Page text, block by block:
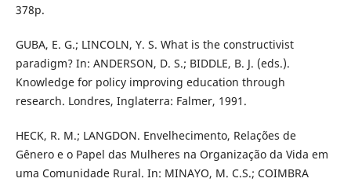
378p.
GUBA, E. G.; LINCOLN, Y. S. What is the constructivist
paradigm? In: ANDERSON, D. S.; BIDDLE, B. J. (eds.).
Knowledge for policy improving education through
research. Londres, Inglaterra: Falmer, 1991.
HECK, R. M.; LANGDON. Envelhecimento, Relações de
Gênero e o Papel das Mulheres na Organização da Vida em
uma Comunidade Rural. In: MINAYO, M. C.S.; COIMBRA